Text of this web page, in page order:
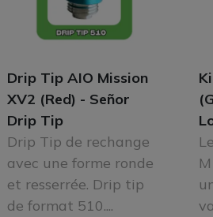
Drip Tip AIO Mission
XV2 (Red) - Señor
Drip Tip
Drip Tip de rechange
avec une forme ronde
et resserrée. Drip tip
de format 510....